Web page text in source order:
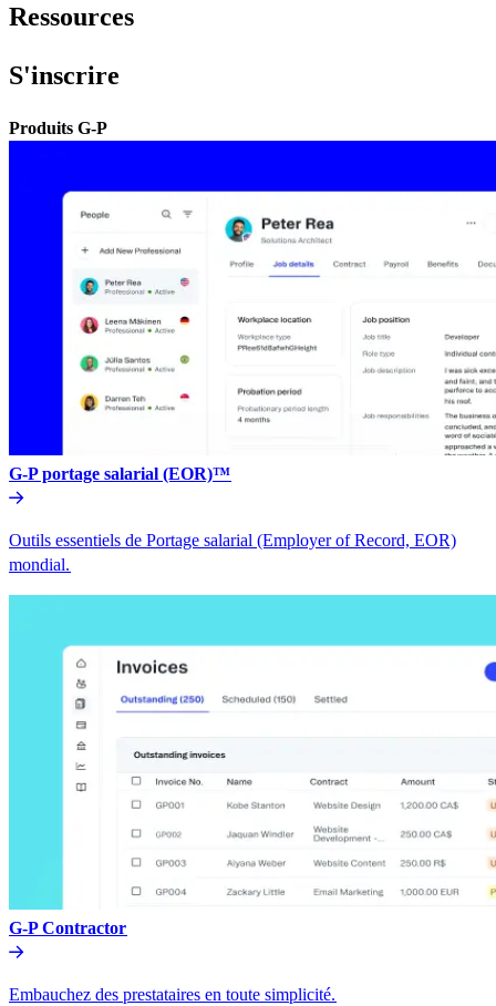
Ressources​​
S'inscrire​​
Produits G-P​​
G-P portage salarial (EOR)™​​
Outils essentiels de Portage salarial (Employer of Record, EOR)
mondial.​​
G-P Contractor​​
Embauchez des prestataires en toute simplicité.​​